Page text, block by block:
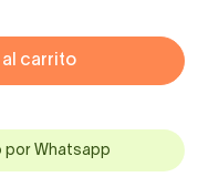
al carrito
por Whatsapp